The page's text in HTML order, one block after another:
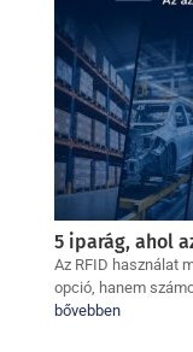
5 iparág, ahol
Az RFID használat
opció, hanem
bővebben